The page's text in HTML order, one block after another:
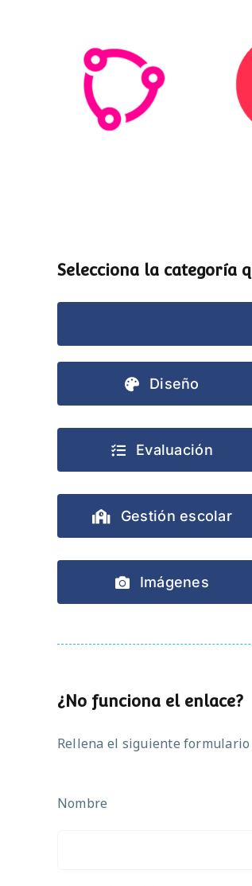
Esemtia
Selecciona la categoría
Diseño
Evaluación
Gestión escolar
Imágenes
¿No funciona el enlace?
Rellena el siguiente formulario
Nombre